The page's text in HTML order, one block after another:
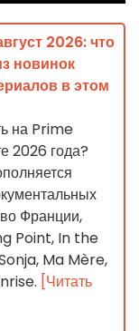
2026: что
новинок
в этом
на Prime
2026 года?
Франции,
Point, In the
Ma Mère,
[Читать